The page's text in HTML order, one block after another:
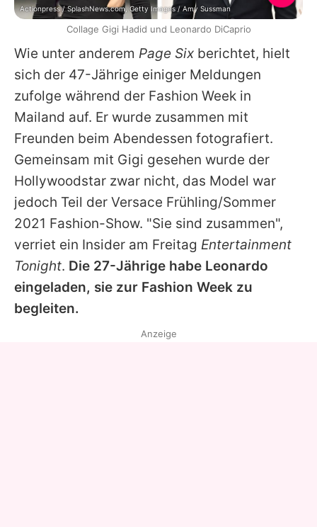
Wie unter anderem Page Six berichtet, hielt
sich der 47-Jährige einiger Meldungen
zufolge während der Fashion Week in
Mailand auf. Er wurde zusammen mit
Freunden beim Abendessen fotografiert.
Gemeinsam mit Gigi gesehen wurde der
Hollywoodstar zwar nicht, das Model war
jedoch Teil der Versace Frühling/Sommer
2021 Fashion-Show. "Sie sind zusammen",
verriet ein Insider am Freitag Entertainment
Tonight. Die 27-Jährige habe Leonardo
eingeladen, sie zur Fashion Week zu
begleiten.
Actionpress / SplashNews.com, Getty Images / Amy Sussman
Collage Gigi Hadid und Leonardo DiCaprio
Anzeige